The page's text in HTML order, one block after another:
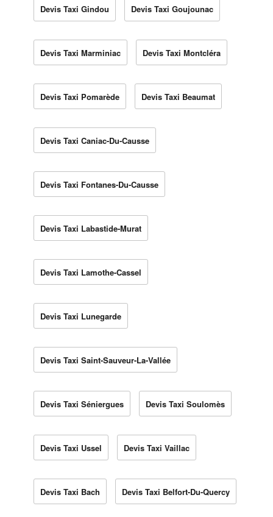
Devis Taxi Gindou Devis Taxi Goujounac
Devis Taxi Marminiac Devis Taxi Montcléra
Devis Taxi Pomarède Devis Taxi Beaumat
Devis Taxi Caniac-Du-Causse
Devis Taxi Fontanes-Du-Causse
Devis Taxi Labastide-Murat
Devis Taxi Lamothe-Cassel
Devis Taxi Lunegarde
Devis Taxi Saint-Sauveur-La-Vallée
Devis Taxi Séniergues Devis Taxi Soulomès
Devis Taxi Ussel Devis Taxi Vaillac
Devis Taxi Bach Devis Taxi Belfort-Du-Quercy